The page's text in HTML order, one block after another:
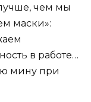
лучше, чем мы
маски»:
в работе…
мину при